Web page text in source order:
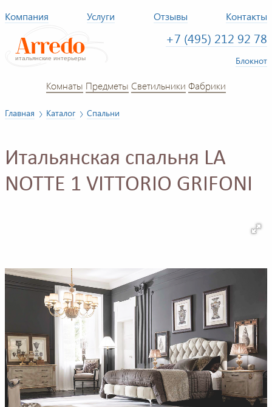
Компания Услуги Отзывы Контакты
+7 (495) 212 92 78
Блокнот
Комнаты Предметы Светильники Фабрики
Главная Каталог Спальни
Итальянская спальня LA
NOTTE 1 VITTORIO GRIFONI
Пример композиции для спальной комнаты. В
композицию входят: кровать, прикроватная тумбочка и
комод.